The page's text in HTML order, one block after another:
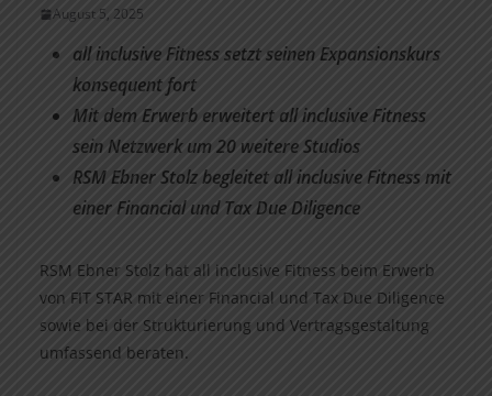
August 5, 2025
all inclusive Fitness setzt seinen Expansionskurs
konsequent fort
Mit dem Erwerb erweitert all inclusive Fitness
sein Netzwerk um 20 weitere Studios
RSM Ebner Stolz begleitet all inclusive Fitness mit
einer Financial und Tax Due Diligence
RSM Ebner Stolz hat all inclusive Fitness beim Erwerb
von FIT STAR mit einer Financial und Tax Due Diligence
sowie bei der Strukturierung und Vertragsgestaltung
umfassend beraten.